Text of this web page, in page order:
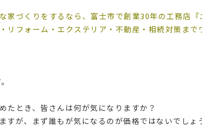
家づくりをするなら、富士市で創業30年の工務店『
リフォーム・エクステリア・不動産・相続対策まで
たとき、皆さんは何が気になりますか？
すが、まず誰もが気になるのが価格ではないでしょ